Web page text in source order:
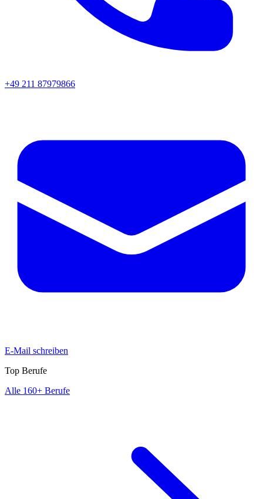
+49 211 87979866
E-Mail schreiben
Top Berufe
Alle 160+ Berufe